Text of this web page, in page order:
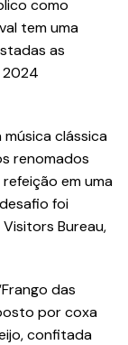
como
tem uma
as
2024
música clássica
renomados
em uma
foi
Bureau,
das
por coxa
confitada